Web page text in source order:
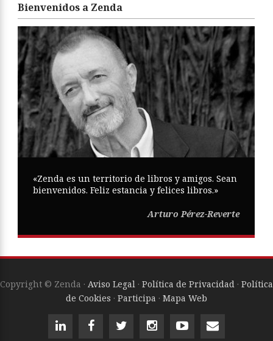
Bienvenidos a Zenda
«Zenda es un territorio de libros y amigos. Sean
bienvenidos. Feliz estancia y felices libros.»
Arturo Pérez-Reverte
Copyright © Zenda · Aviso Legal · Política de Privacidad · Política
de Cookies · Participa · Mapa Web